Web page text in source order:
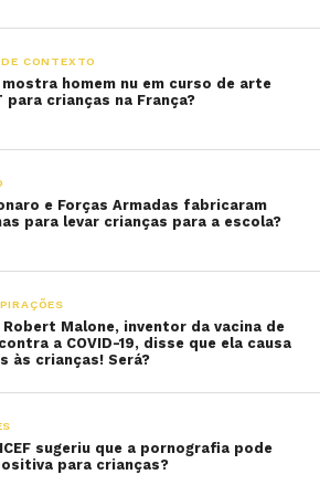
CONTEXTO
homem nu em curso de arte
para crianças na França?
e Forças Armadas fabricaram
para levar crianças para a escola?
Robert Malone, inventor da vacina de
a COVID-19, disse que ela causa
às crianças! Será?
sugeriu que a pornografia pode
para crianças?